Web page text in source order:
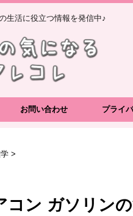
活に役立つ情報を発信中♪
お問い合わせ プライ
>
コン ガソリン